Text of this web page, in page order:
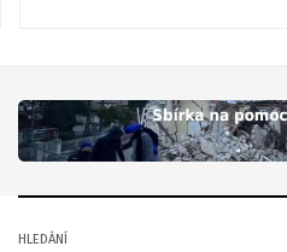
HLEDÁNÍ